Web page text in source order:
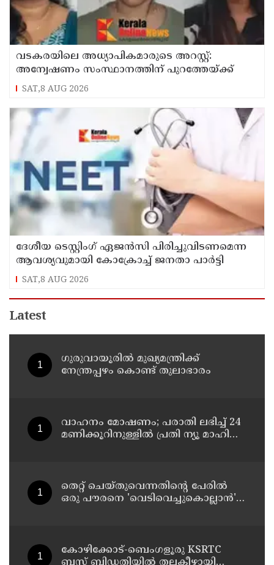
വടകരയിലെ അധ്യാപികമാരുടെ അറസ്റ്റ്:
അന്വേഷണം സംസ്ഥാനത്തിന് പുറത്തേയ്ക്ക്
SAT,8 AUG 2026
ദേശീയ ടെസ്റ്റിംഗ് ഏജന്‍സി പിരിച്ചുവിടണമെന്ന
ആവശ്യവുമായി കോക്രോച്ച് ജനതാ പാര്‍ട്ടി
SAT,8 AUG 2026
Latest
ഗുരുവായൂരിൽ മുഖ്യമന്ത്രിക്ക്
നേന്ത്രപ്പഴം കൊണ്ട് തുലാഭാരം
വാഹനം മോഷണം; പരാതി ലഭിച്ച് 24
മണിക്കൂറിനുള്ളിൽ പ്രതി ന്യൂ മാഹി
തെറ്റ് ചെയ്തുവെന്നതിന്റെ പേരില്‍
ഒരു പൗരനെ 'വെടിവെച്ചുകൊല്ലാന്‍'
ആയങ്കിയെ പിന്തുണച്ച് ആകാശ്
തില്ലങ്കേരി
കോഴിക്കോട്-ബെംഗളൂരു KSRTC
ബസ് ബിഡതിയിൽ തലകീഴായി